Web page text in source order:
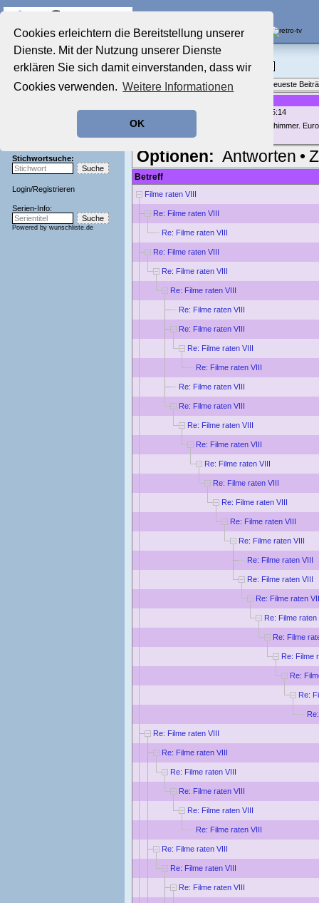
Cookies erleichtern die Bereitstellung unserer
Dienste. Mit der Nutzung unserer Dienste
erklären Sie sich damit einverstanden, dass wir
Cookies verwenden. Weitere Informationen
OK
Startseite
Aktuelles Forum
Film-Forum
Zeichentrick-Forum
Stichwortsuche:
Login/Registrieren
Serien-Info:
Powered by wunschliste.de
Film-Forum
Filme im Kino, Fernsehen & auf DVD
Themenübersicht • Neues Thema
Neueste
geschrieben von:
, 31.01.18 15:14
Klingt originell. Leider hab ich keinen Schimmer.
Optionen: Antworten •
Betreff
Filme raten VIII
Re: Filme raten VIII
Re: Filme raten VIII
Re: Filme raten VIII
Re: Filme raten VIII
Re: Filme raten VIII
Re: Filme raten VIII
Re: Filme raten VIII
Re: Filme raten VIII
Re: Filme raten VIII
Re: Filme raten VIII
Re: Filme raten VIII
Re: Filme raten VIII
Re: Filme raten VIII
Re: Filme raten VIII
Re: Filme raten VIII
Re: Filme raten VIII
Re: Filme raten VIII
Re: Filme raten VIII
Re: Filme raten VIII
Re: Filme raten VIII
Re: Filme raten
Re: Filme raten
Re: Filme
Re: Filme
Re:
Re:
Re: Filme raten VIII
Re: Filme raten VIII
Re: Filme raten VIII
Re: Filme raten VIII
Re: Filme raten VIII
Re: Filme raten VIII
Re: Filme raten VIII
Re: Filme raten VIII
Re: Filme raten VIII